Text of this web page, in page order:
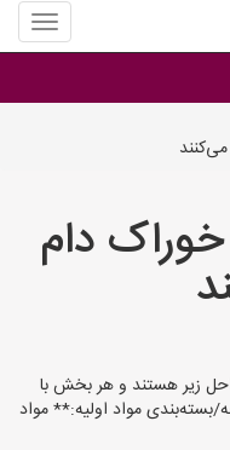
منوی
سایت
آلات
دام
زیر هستند و هر بخش با
کار می‌کند: ۱. **دریاچه/بسته‌بندی مواد اولیه:** مواد